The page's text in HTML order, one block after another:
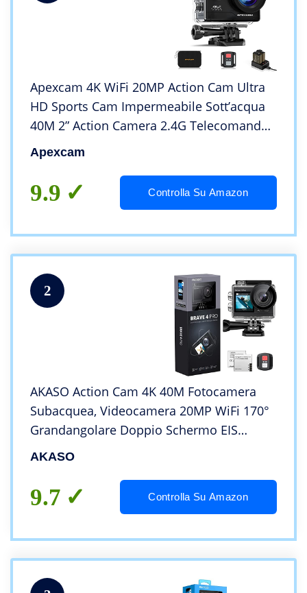
Apexcam 4K WiFi 20MP Action Cam Ultra
HD Sports Cam Impermeabile Sott’acqua
40M 2” Action Camera 2.4G Telecomando
170° Grandangolare con 2x1050mAh
Batterie e Kits di Accessori
Apexcam
9.9 Controlla Su Amazon
2
AKASO Action Cam 4K 40M Fotocamera
Subacquea, Videocamera 20MP WiFi 170°
Grandangolare Doppio Schermo EIS
Stabilizzazione, Touch Screen, 5x Zoom,
Grigio
AKASO
9.7 Controlla Su Amazon